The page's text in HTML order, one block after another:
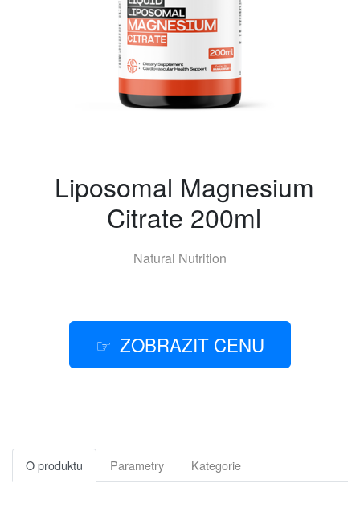
Liposomal Magnesium
Citrate 200ml
Natural Nutrition
ZOBRAZIT CENU
O produktu Parametry Kategorie